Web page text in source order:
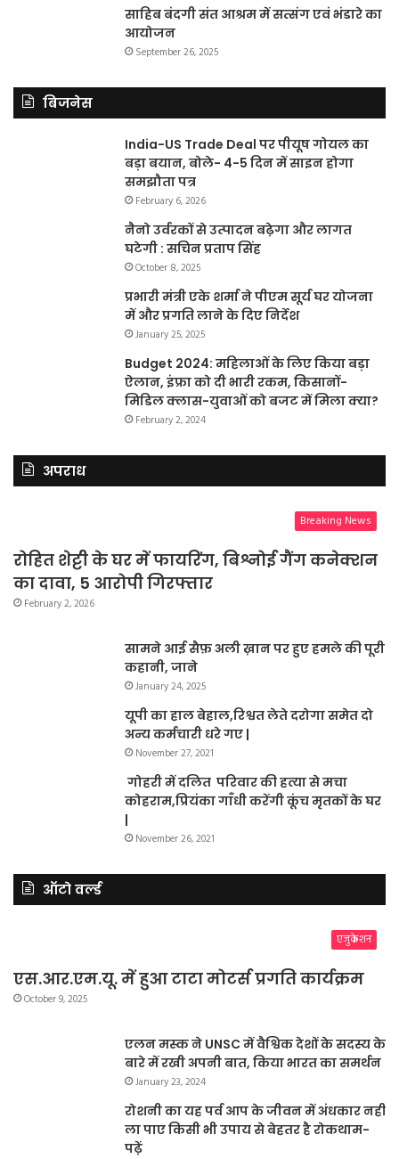
साहिब बंदगी संत आश्रम में सत्संग एवं भंडारे का
आयोजन
September 26, 2025
बिजनेस
India-US Trade Deal पर पीयूष गोयल का
बड़ा बयान, बोले- 4-5 दिन में साइन होगा
समझौता पत्र
February 6, 2026
नैनो उर्वरकों से उत्पादन बढ़ेगा और लागत
घटेगी : सचिन प्रताप सिंह
October 8, 2025
प्रभारी मंत्री एके शर्मा ने पीएम सूर्य घर योजना
में और प्रगति लाने के दिए निर्देश
January 25, 2025
Budget 2024: महिलाओं के लिए किया बड़ा
ऐलान, इंफ्रा को दी भारी रकम, किसानों-
मिडिल क्लास-युवाओं को बजट में मिला क्या?
February 2, 2024
अपराध
Breaking News
रोहित शेट्टी के घर में फायरिंग, बिश्नोई गैंग कनेक्शन
का दावा, 5 आरोपी गिरफ्तार
February 2, 2026
सामने आई सैफ़ अली ख़ान पर हुए हमले की पूरी
कहानी, जाने
January 24, 2025
यूपी का हाल बेहाल,रिश्वत लेते दरोगा समेत दो
अन्य कर्मचारी धरे गए |
November 27, 2021
गोहरी में दलित परिवार की हत्या से मचा
कोहराम,प्रियंका गाँधी करेंगी कूंच मृतकों के घर
|
November 26, 2021
ऑटो वर्ल्ड
एजुकेशन
एस.आर.एम.यू. में हुआ टाटा मोटर्स प्रगति कार्यक्रम
October 9, 2025
एलन मस्क ने UNSC में वैश्विक देशों के सदस्य के
बारे में रखी अपनी बात, किया भारत का समर्थन
January 23, 2024
रोशनी का यह पर्व आप के जीवन में अंधकार नहीं
ला पाए किसी भी उपाय से बेहतर है रोकथाम-
पढ़ें